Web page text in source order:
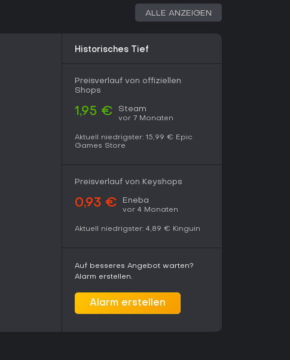
ALLE ANZEIGEN
Historisches Tief
Preisverlauf von offiziellen
Shops
1,95 € Steam
vor 7 Monaten
Aktuell niedrigster: 15,99 € Epic
Games Store
Preisverlauf von Keyshops
0,93 € Eneba
vor 4 Monaten
Aktuell niedrigster: 4,89 € Kinguin
Auf besseres Angebot warten?
Alarm erstellen.
Alarm erstellen